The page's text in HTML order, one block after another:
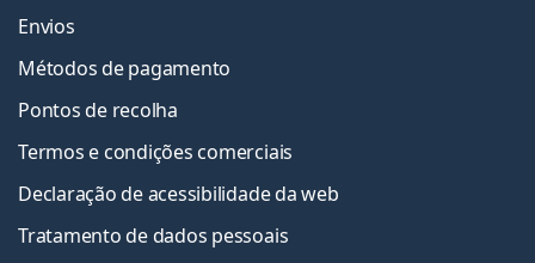
Envios
Métodos de pagamento
Pontos de recolha
Termos e condições comerciais
Declaração de acessibilidade da web
Tratamento de dados pessoais